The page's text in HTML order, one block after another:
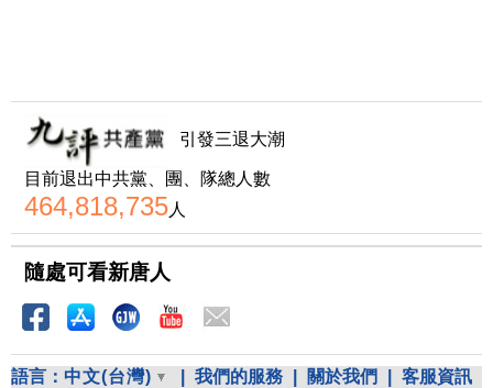
引發三退大潮
目前退出中共黨、團、隊總人數
464,818,735人
隨處可看新唐人
語言： 中文(台灣) 我們的服務 關於我們 客服資訊